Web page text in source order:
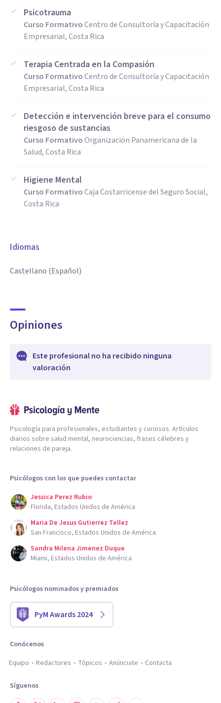
Psicotrauma
Curso FormativoCentro de Consultoría y Capacitación
Empresarial, Costa Rica
Terapia Centrada en la Compasión
Curso FormativoCentro de Consultoría y Capacitación
Empresarial, Costa Rica
Detección e intervención breve para el consumo
riesgoso de sustancias
Curso FormativoOrganización Panamericana de la
Salud, Costa Rica
Higiene Mental
Curso FormativoCaja Costarricense del Seguro Social,
Costa Rica
Idiomas
Castellano (Español)
Opiniones
Este profesional no ha recibido ninguna
valoración
Psicología para profesionales, estudiantes y curiosos. Artículos
diarios sobre salud mental, neurociencias, frases célebres y
relaciones de pareja.
Psicólogos con los que puedes contactar
Jessica Perez Rubio
Florida, Estados Unidos de América
Maria De Jesus Gutierrez Tellez
San Francisco, Estados Unidos de América
Sandra Milena Jimenez Duque
Miami, Estados Unidos de América
Psicólogos nominados y premiados
PyM Awards 2024
Conócenos
Equipo
Redactores Tópicos Anúnciate Contacta
Síguenos